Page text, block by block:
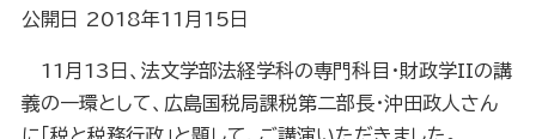
公開日 2018年11月15日
11月13日、法文学部法経学科の専門科目・財政学IIの講
義の一環として、広島国税局課税第二部長・沖田政人さん